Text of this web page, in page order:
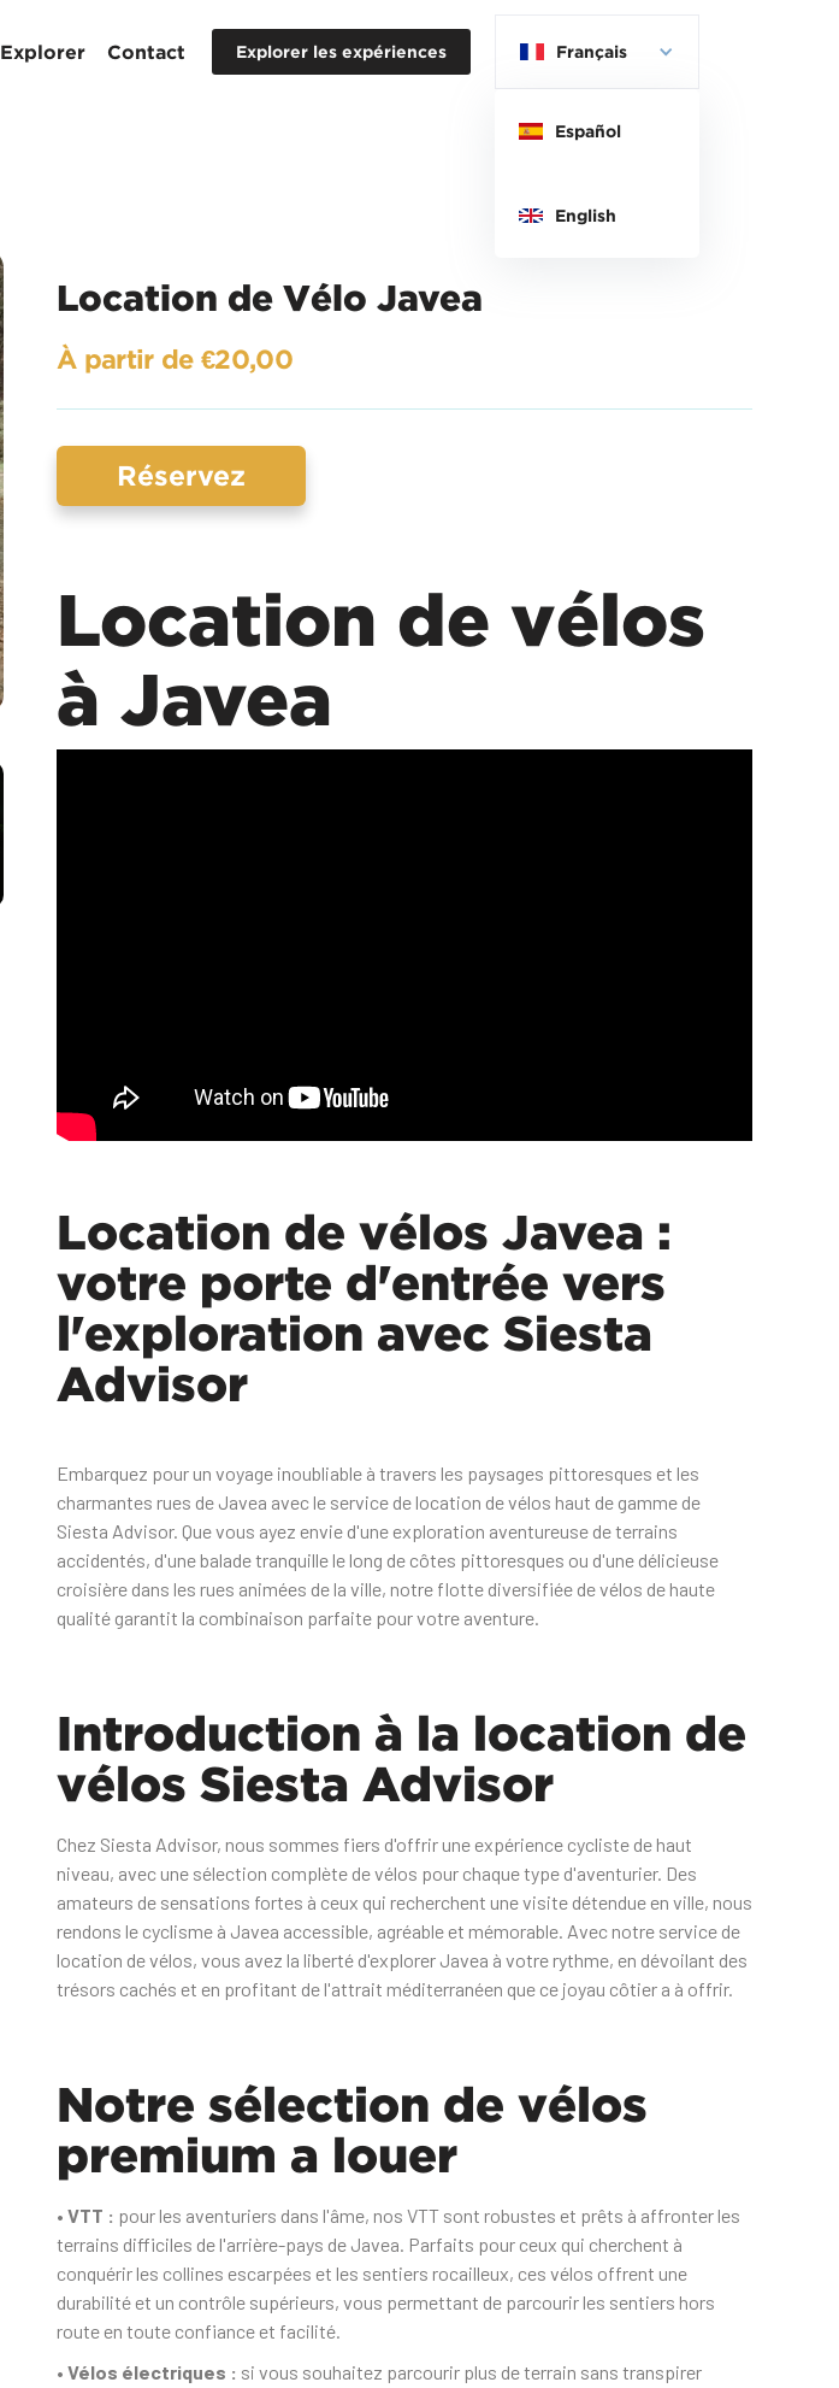
Explorer Contact Explorer les expériences Français
Español
English
Location de Vélo Javea
À partir de €20,00
Réservez
Location de vélos
à Javea
Location de vélos Javea :
votre porte d'entrée vers
l'exploration avec Siesta
Advisor
Embarquez pour un voyage inoubliable à travers les paysages pittoresques et les
charmantes rues de Javea avec le service de location de vélos haut de gamme de
Siesta Advisor. Que vous ayez envie d'une exploration aventureuse de terrains
accidentés, d'une balade tranquille le long de côtes pittoresques ou d'une délicieuse
croisière dans les rues animées de la ville, notre flotte diversifiée de vélos de haute
qualité garantit la combinaison parfaite pour votre aventure.
Introduction à la location de
vélos Siesta Advisor
Chez Siesta Advisor, nous sommes fiers d'offrir une expérience cycliste de haut
niveau, avec une sélection complète de vélos pour chaque type d'aventurier. Des
amateurs de sensations fortes à ceux qui recherchent une visite détendue en ville, nous
rendons le cyclisme à Javea accessible, agréable et mémorable. Avec notre service de
location de vélos, vous avez la liberté d'explorer Javea à votre rythme, en dévoilant des
trésors cachés et en profitant de l'attrait méditerranéen que ce joyau côtier a à offrir.
Notre sélection de vélos
premium a louer
• VTT : pour les aventuriers dans l'âme, nos VTT sont robustes et prêts à affronter les
terrains difficiles de l'arrière-pays de Javea. Parfaits pour ceux qui cherchent à
conquérir les collines escarpées et les sentiers rocailleux, ces vélos offrent une
durabilité et un contrôle supérieurs, vous permettant de parcourir les sentiers hors
route en toute confiance et facilité.
• Vélos électriques : si vous souhaitez parcourir plus de terrain sans transpirer